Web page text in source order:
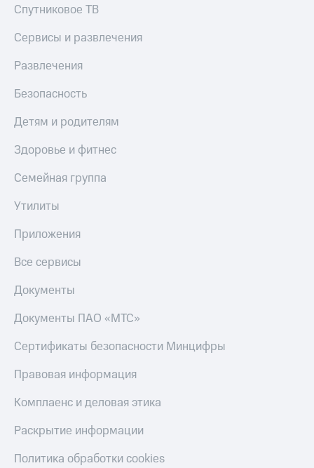
Спутниковое ТВ
Сервисы и развлечения
Развлечения
Безопасность
Детям и родителям
Здоровье и фитнес
Семейная группа
Утилиты
Приложения
Все сервисы
Документы
Документы ПАО «МТС»
Сертификаты безопасности Минцифры
Правовая информация
Комплаенс и деловая этика
Раскрытие информации
Политика обработки cookies